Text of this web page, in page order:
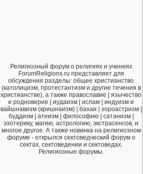
Религиозный форум о религиях и учениях
ForumReligions.ru представляет для
обсуждения разделы: общее христианство
(католицизм, протестантизм и другие течения в
христианстве), а также православие | язычество
и родноверие | иудаизм | ислам | индуизм и
вайшнавизм (кришнаизм) | бахаи | зороастризм |
буддизм | атеизм | философию | сатанизм |
эзотерику, магию, астрологию, экстрасенсов, и
многое другое. А также новинка на религиозном
форуме - открылся сектоведческий форум о
сектах, сектоведении и сектоведах.
Религиозные форумы.